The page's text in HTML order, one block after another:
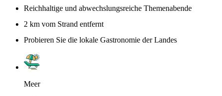
Reichhaltige und abwechslungsreiche Themenabende
2 km vom Strand entfernt
Probieren Sie die lokale Gastronomie der Landes
Meer